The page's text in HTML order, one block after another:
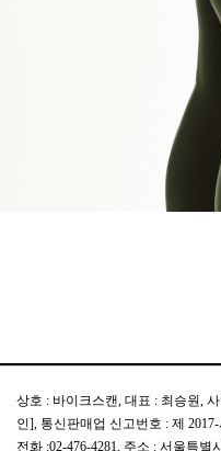
상호 : 바이크스캔, 대표 : 최승원,
인], 통신판매업 신고번호 : 제
전화 :02-476-4281, 주소 : 서울특